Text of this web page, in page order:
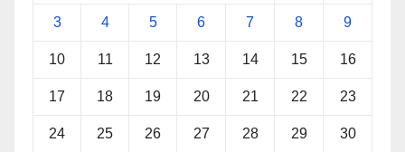
3 4 5 6 7 8 9
10 11 12 13 14 15 16
17 18 19 20 21 22 23
24 25 26 27 28 29 30